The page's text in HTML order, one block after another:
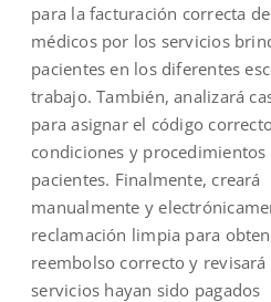
para la facturación correcta
médicos por los servicios
pacientes en los diferentes
trabajo. También, analizará
para asignar el código
condiciones y procedimientos
pacientes. Finalmente, creará
manualmente y
reclamación limpia para
reembolso correcto y revisará
servicios hayan sido pagados